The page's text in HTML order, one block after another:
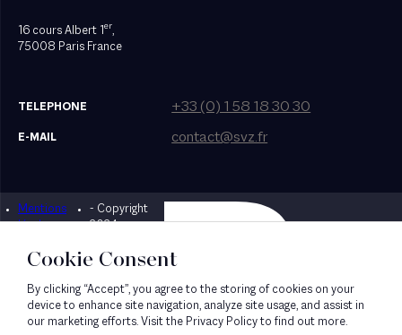
16 cours Albert 1er,
75008 Paris France
TELEPHONE +33 (0) 1 58 18 30 30
E-MAIL contact@svz.fr
Mentions
légales
- Copyright
2024
Designed by Bonhomme
Cookie Consent
By clicking “Accept”, you agree to the storing of cookies on your
device to enhance site navigation, analyze site usage, and assist in
our marketing efforts. Visit the Privacy Policy to find out more.